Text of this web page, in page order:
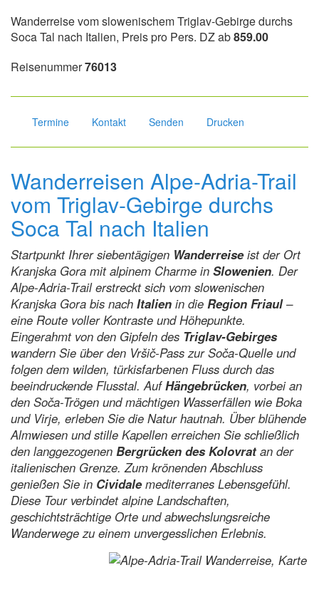
Wanderreise vom slowenischem Triglav-Gebirge durchs
Soca Tal nach Italien, Preis pro Pers. DZ ab859.00
Reisenummer76013
Termine Kontakt Senden Drucken
Wanderreisen Alpe-Adria-Trail
vom Triglav-Gebirge durchs
Soca Tal nach Italien
Startpunkt Ihrer siebentägigen Wanderreiseist der Ort
Kranjska Gora mit alpinem Charme in Slowenien. Der
Alpe-Adria-Trail erstreckt sich vom slowenischen
Kranjska Gora bis nach Italien in die Region Friaul–
eine Route voller Kontraste und Höhepunkte.
Eingerahmt von den Gipfeln des Triglav-Gebirges
wandern Sie über den Vršič-Pass zur Soča-Quelle und
folgen dem wilden, türkisfarbenen Fluss durch das
beeindruckende Flusstal. AufHängebrücken, vorbei an
den Soča-Trögen und mächtigen Wasserfällen wie Boka
und Virje, erleben Sie die Natur hautnah. Über blühende
Almwiesen und stille Kapellen erreichen Sie schließlich
den langgezogenen Bergrücken des Kolovratan der
italienischen Grenze. Zum krönenden Abschluss
genießen Sie in Cividalemediterranes Lebensgefühl.
Diese Tour verbindet alpine Landschaften,
geschichtsträchtige Orte und abwechslungsreiche
Wanderwege zu einem unvergesslichen Erlebnis.